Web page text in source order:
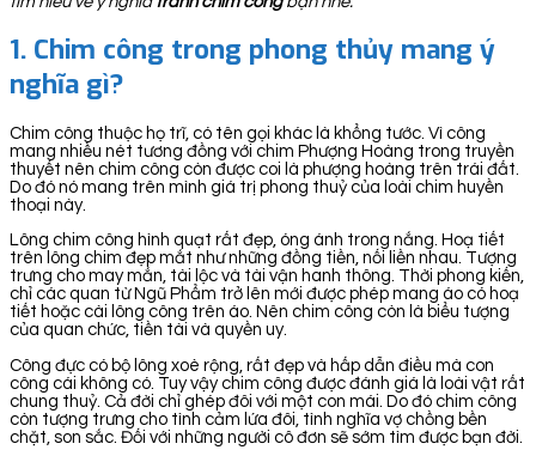
1. Chim công trong phong thủy mang ý
nghĩa gì?
Chim công thuộc họ trĩ, có tên gọi khác là khổng tước. Vì công
mang nhiều nét tương đồng với chim Phượng Hoàng trong truyền
thuyết nên chim công còn được coi là phượng hoàng trên trái đất.
Do đó nó mang trên mình giá trị phong thuỷ của loài chim huyền
thoại này.
Lông chim công hình quạt rất đẹp, óng ánh trong nắng. Hoạ tiết
trên lông chim đẹp mắt như những đồng tiền, nối liền nhau. Tượng
trưng cho may mắn, tài lộc và tài vận hanh thông. Thời phong kiến,
chỉ các quan từ Ngũ Phẩm trở lên mới được phép mang áo có hoạ
tiết hoặc cài lông công trên áo. Nên chim công còn là biểu tượng
của quan chức, tiền tài và quyền uy.
Công đực có bộ lông xoè rộng, rất đẹp và hấp dẫn điều mà con
công cái không có. Tuy vậy chim công được đánh giá là loài vật rất
chung thuỷ. Cả đời chỉ ghép đôi với một con mái. Do đó chim công
còn tượng trưng cho tình cảm lứa đôi, tình nghĩa vợ chồng bền
chặt, son sắc. Đối với những người cô đơn sẽ sớm tìm được bạn đời.